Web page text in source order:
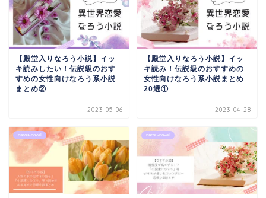
【殿堂入りなろう小説】イッ
キ読みしたい！伝説級のおす
すめの女性向けなろう系小説
まとめ②
2023-05-06
【殿堂入りなろう小説】イッ
キ読み！伝説級のおすすめの
女性向けなろう系小説まとめ
20選①
2023-04-28
narou-novel narou-novel